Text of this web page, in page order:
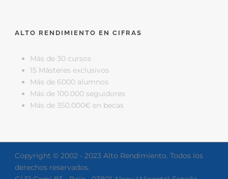
ALTO RENDIMIENTO EN CIFRAS
Más de 30 cursos
15 Másteres exclusivos
Más de 6000 alumnos
Más de 100.000 seguidores
Más de 350.000€ en becas
Copyright © 2002 - 2023 Alto Rendimiento. Todos los
derechos reservados.